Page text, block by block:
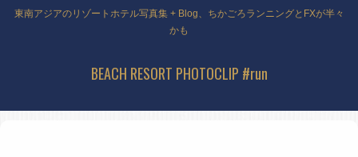
東南アジアのリゾートホテル写真集 + Blog、ちかごろランニングとFXが半々
かも
BEACH RESORT PHOTOCLIP #run